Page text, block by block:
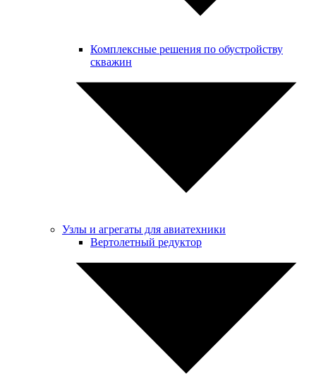
Комплексные решения по обустройству
скважин
Узлы и агрегаты для авиатехники
Вертолетный редуктор